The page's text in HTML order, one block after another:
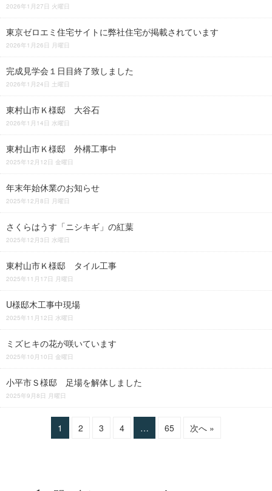
2026年1月27日 火曜日
東京ゼロエミ住宅サイトに弊社住宅が掲載されています
2026年1月26日 月曜日
完成見学会１日目終了致しました
2026年1月24日 土曜日
東村山市Ｋ様邸 大谷石
2026年1月14日 水曜日
東村山市Ｋ様邸 外構工事中
2025年12月12日 金曜日
年末年始休業のお知らせ
2025年12月8日 月曜日
さくらはうす「ニシキギ」の紅葉
2025年12月3日 水曜日
東村山市Ｋ様邸 タイル工事
2025年11月17日 月曜日
U様邸木工事中現場
2025年11月12日 水曜日
ミズヒキの花が咲いています
2025年10月10日 金曜日
小平市Ｓ様邸 足場を解体しました
2025年9月8日 月曜日
1 2 3 4 … 65 次へ »